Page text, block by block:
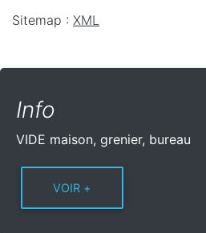
Sitemap : XML
Info
VIDE maison, grenier, bureau